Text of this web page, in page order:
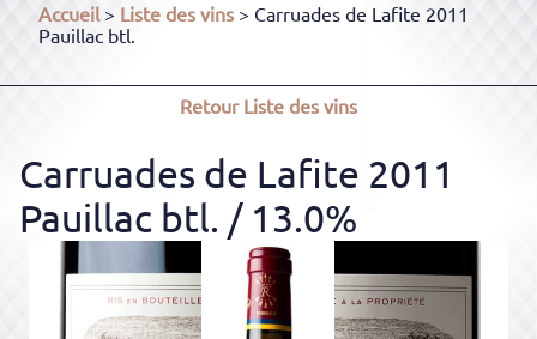
Accueil> Liste des vins > Carruades de Lafite 2011
Pauillac btl.
RetourListe des vins
Carruades de Lafite 2011
Pauillac btl. / 13.0%